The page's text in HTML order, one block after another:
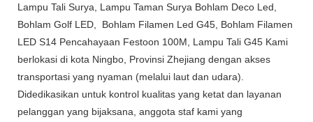
Lampu Tali Surya, Lampu Taman Surya Bohlam Deco Led,
Bohlam Golf LED, Bohlam Filamen Led G45, Bohlam Filamen
LED S14 Pencahayaan Festoon 100M, Lampu Tali G45 Kami
berlokasi di kota Ningbo, Provinsi Zhejiang dengan akses
transportasi yang nyaman (melalui laut dan udara).
Didedikasikan untuk kontrol kualitas yang ketat dan layanan
pelanggan yang bijaksana, anggota staf kami yang